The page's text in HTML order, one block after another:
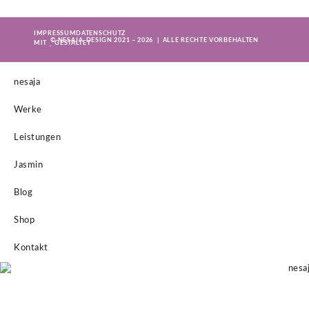
IMPRESSUM DATENSCHUTZ
© NESAJA-DESIGN 2021 – 2026 | ALLE RECHTE VORBEHALTEN
MIT GESTALTET
nesaja
Werke
Leistungen
Jasmin
Blog
Shop
Kontakt